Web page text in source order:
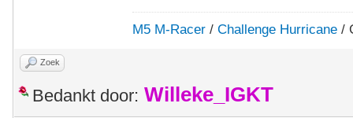
M5 M-Racer /Challenge Hurricane /
Zoek
Bedankt door: Willeke_IGKT